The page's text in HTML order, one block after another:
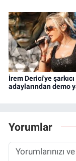
İrem Derici'ye şarkıcı
adaylarından demo
Yorumlar